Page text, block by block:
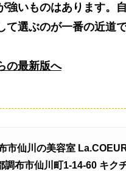
強いものはあります。
選ぶのが一番の近道で
の最新版へ
市仙川の美容室
調布市仙川町1-14-60 キク